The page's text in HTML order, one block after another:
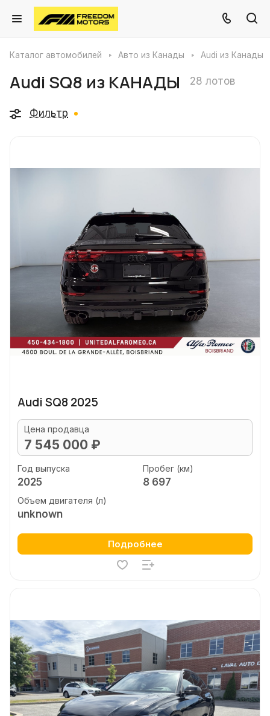
Каталог автомобилей Авто из Канады Audi из Канады
Audi SQ8 из КАНАДЫ 28 лотов
Фильтр
Audi SQ8 2025
Цена продавца
7 545 000 ₽
Год выпуска
2025
Пробег (км)
8 697
Объем двигателя (л)
unknown
Подробнее